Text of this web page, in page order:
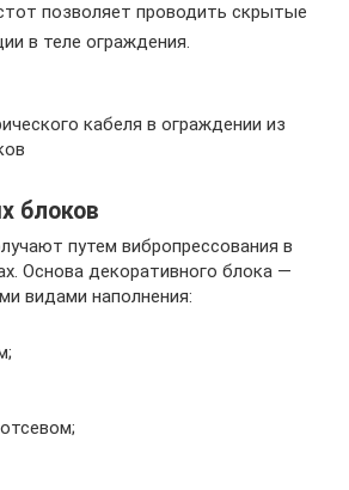
позволяет проводить скрытые
в теле ограждения.
кабеля в ограждении из
блоков
путем вибропрессования в
Основа декоративного блока —
видами наполнения: